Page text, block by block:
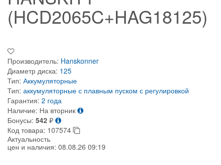
(HCD2065C+HAG18125)
Производитель: Hanskonner
Диаметр диска: 125
Тип: Аккумуляторные
Тип: аккумуляторные с плавным пуском с регулировкой
Гарантия: 2 года
Наличие: На вторник
Бонусы: 542 ₽
Код товара: 107574
Актуальность
цен и наличия: 08.08.26 09:19